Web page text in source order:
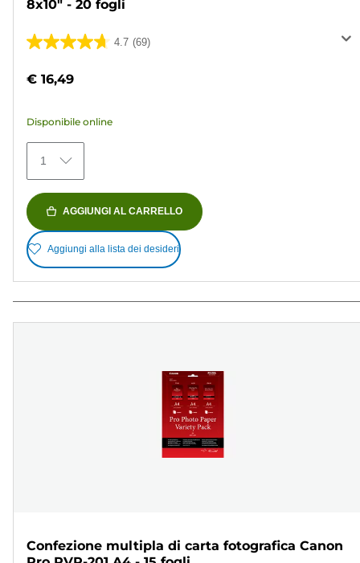
8x10" - 20 fogli
4.7 (69)
4.7
5
69
recensioni
€ 16,49
Disponibile online
1
AGGIUNGI AL CARRELLO
Aggiungi alla lista dei desideri
Confezione multipla di carta fotografica Canon